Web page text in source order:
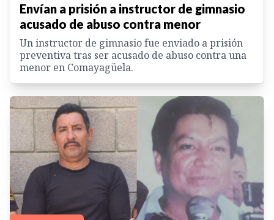
Envían a prisión a instructor de gimnasio
acusado de abuso contra menor
Un instructor de gimnasio fue enviado a prisión
preventiva tras ser acusado de abuso contra una
menor en Comayagüela.